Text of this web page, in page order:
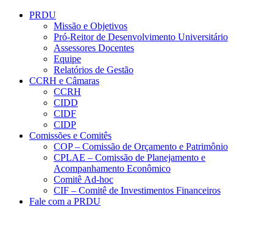
Conteúdo principal
PRDU
Missão e Objetivos
Pró-Reitor de Desenvolvimento Universitário
Assessores Docentes
Equipe
Relatórios de Gestão
CCRH e Câmaras
CCRH
CIDD
CIDF
CIDP
Comissões e Comitês
COP – Comissão de Orçamento e Patrimônio
CPLAE – Comissão de Planejamento e
Acompanhamento Econômico
Comitê Ad-hoc
CIF – Comitê de Investimentos Financeiros
Fale com a PRDU